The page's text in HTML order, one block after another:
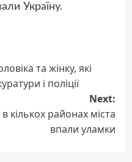
Україну.
та жінку, які
і поліції
Next:
кількох районах міста
впали уламки